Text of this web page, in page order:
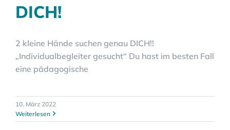
DICH!
2 kleine Hände suchen genau DICH!!
„Individualbegleiter gesucht“ Du hast im besten Fall
eine pädagogische
10. März 2022
Weiterlesen